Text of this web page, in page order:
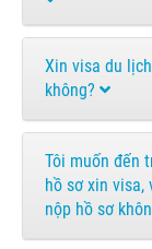
Xin visa du
không?
Tôi muốn đến
hồ sơ xin visa,
nộp hồ sơ